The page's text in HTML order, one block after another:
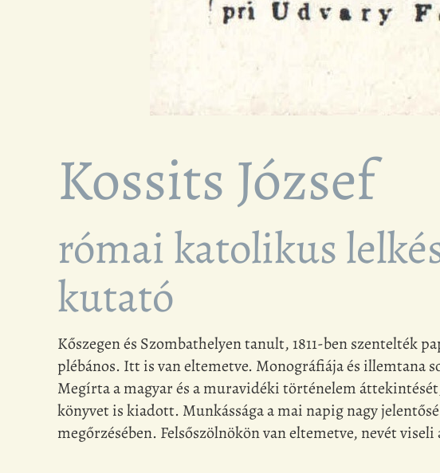
Kossits József
római katolikus
kutató
Kőszegen és Szombathelyen tanult, 1811-ben szentelték
plébános. Itt is van eltemetve. Monográfiája és illemtana
Megírta a magyar és a muravidéki történelem
könyvet is kiadott. Munkássága a mai napig nagy
megőrzésében. Felsőszölnökön van eltemetve, nevét